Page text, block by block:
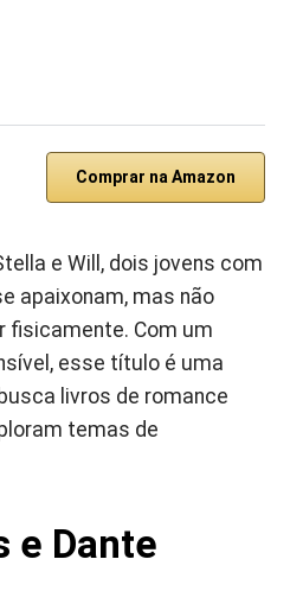
Comprar na Amazon
e Will, dois jovens com
apaixonam, mas não
fisicamente. Com um
esse título é uma
livros de romance
temas de
e Dante